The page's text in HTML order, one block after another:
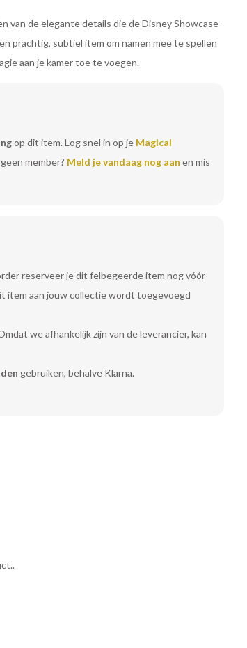
van de elegante details die de Disney Showcase-
prachtig, subtiel item om namen mee te spellen
aan je kamer toe te voegen.
op dit item. Log snel in op je Magical
member? Meld je vandaag nog aan en mis
reserveer je dit felbegeerde item nog vóór
item aan jouw collectie wordt toegevoegd
we afhankelijk zijn van de leverancier, kan
gebruiken, behalve Klarna.